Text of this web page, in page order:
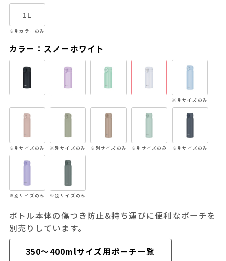
1L
※別カラーのみ
カラー：スノーホワイト
※別サイズのみ
※別サイズのみ ※別サイズのみ ※別サイズのみ ※別サイズのみ ※別サイズのみ
※別サイズのみ ※別サイズのみ
ボトル本体の傷つき防止&持ち運びに便利なポーチを
別売りしています。
350～400mlサイズ用ポーチ一覧